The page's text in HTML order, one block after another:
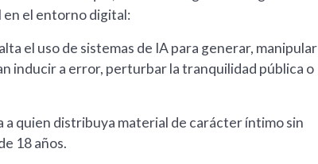
en el entorno digital:
el uso de sistemas de IA para generar, manipular
inducir a error, perturbar la tranquilidad pública o
a quien distribuya material de carácter íntimo sin
18 años.